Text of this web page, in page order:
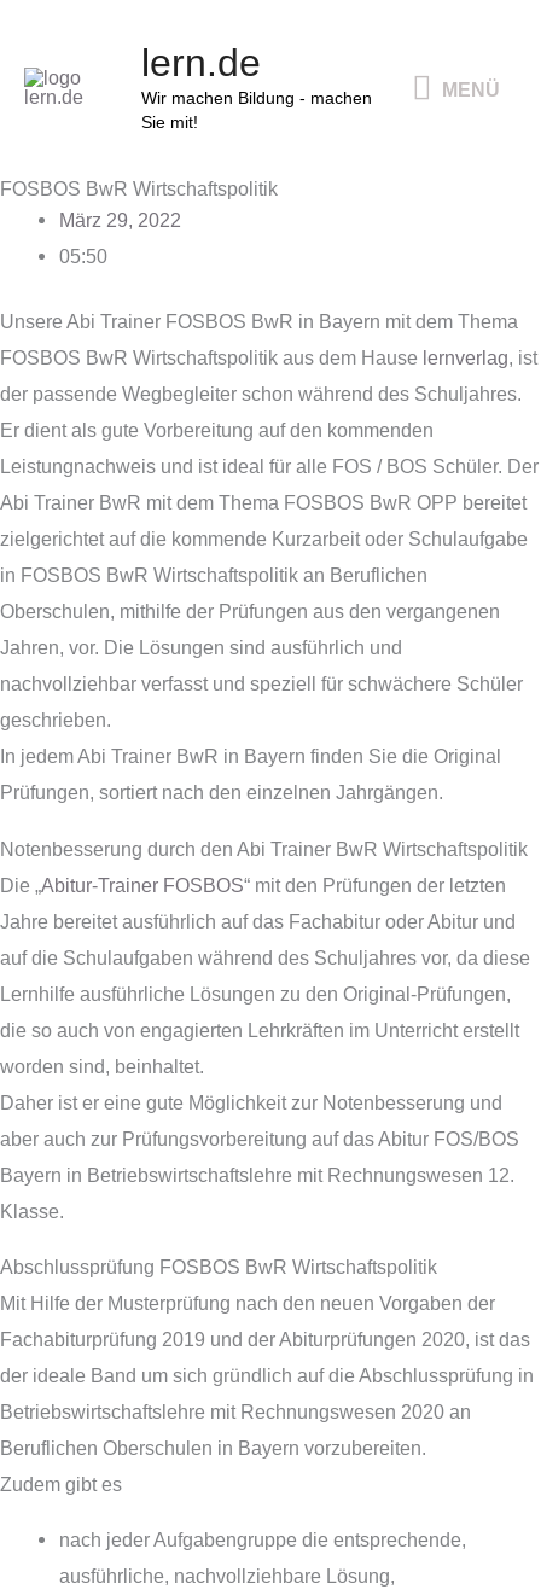
springen
lern.de
Wir machen Bildung - machen
Sie mit!
MENÜ
FOSBOS BwR Wirtschaftspolitik
März 29, 2022
05:50
Unsere Abi Trainer FOSBOS BwR in Bayern mit dem Thema
FOSBOS BwR Wirtschaftspolitik aus dem Hause lernverlag, ist
der passende Wegbegleiter schon während des Schuljahres.
Er dient als gute Vorbereitung auf den kommenden
Leistungnachweis und ist ideal für alle FOS / BOS Schüler. Der
Abi Trainer BwR mit dem Thema FOSBOS BwR OPP bereitet
zielgerichtet auf die kommende Kurzarbeit oder Schulaufgabe
in FOSBOS BwR Wirtschaftspolitik an Beruflichen
Oberschulen, mithilfe der Prüfungen aus den vergangenen
Jahren, vor. Die Lösungen sind ausführlich und
nachvollziehbar verfasst und speziell für schwächere Schüler
geschrieben.
In jedem Abi Trainer BwR in Bayern finden Sie die Original
Prüfungen, sortiert nach den einzelnen Jahrgängen.
Notenbesserung durch den Abi Trainer BwR Wirtschaftspolitik
Die „Abitur-Trainer FOSBOS“ mit den Prüfungen der letzten
Jahre bereitet ausführlich auf das Fachabitur oder Abitur und
auf die Schulaufgaben während des Schuljahres vor, da diese
Lernhilfe ausführliche Lösungen zu den Original-Prüfungen,
die so auch von engagierten Lehrkräften im Unterricht erstellt
worden sind, beinhaltet.
Daher ist er eine gute Möglichkeit zur Notenbesserung und
aber auch zur Prüfungsvorbereitung auf das Abitur FOS/BOS
Bayern in Betriebswirtschaftslehre mit Rechnungswesen 12.
Klasse.
Abschlussprüfung FOSBOS BwR Wirtschaftspolitik
Mit Hilfe der Musterprüfung nach den neuen Vorgaben der
Fachabiturprüfung 2019 und der Abiturprüfungen 2020, ist das
der ideale Band um sich gründlich auf die Abschlussprüfung in
Betriebswirtschaftslehre mit Rechnungswesen 2020 an
Beruflichen Oberschulen in Bayern vorzubereiten.
Zudem gibt es
nach jeder Aufgabengruppe die entsprechende,
ausführliche, nachvollziehbare Lösung,